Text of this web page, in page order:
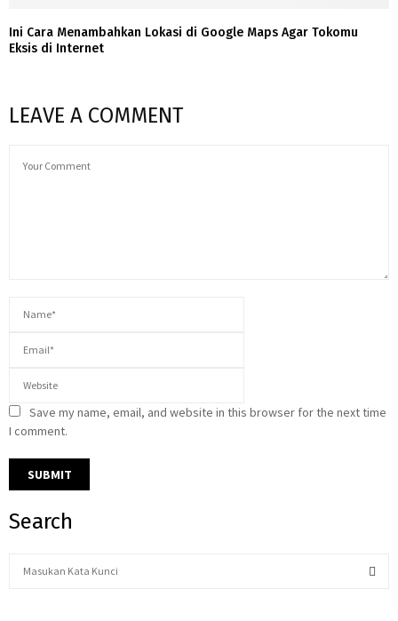
Ini Cara Menambahkan Lokasi di Google Maps Agar Tokomu
Eksis di Internet
LEAVE A COMMENT
Save my name, email, and website in this browser for the next time
I comment.
Search